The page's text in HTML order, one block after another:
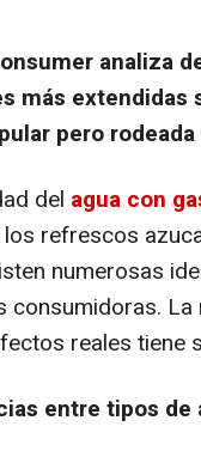
analiza
más extendidas
pero
del agua con
refrescos
numerosas
consumidoras.
reales tiene
entre tipos